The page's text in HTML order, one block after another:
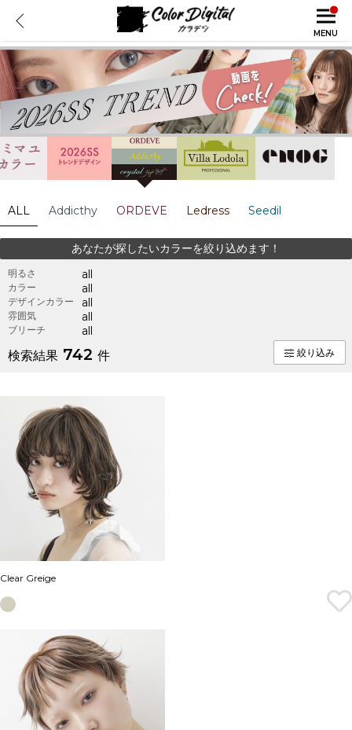
MENU
ALL Addicthy ORDEVE Ledress Seedil
あなたが探したいカラーを絞り込めます！
明るさ all
カラー all
デザインカラー all
雰囲気 all
ブリーチ all
検索結果 742 件 絞り込み
Clear Greige